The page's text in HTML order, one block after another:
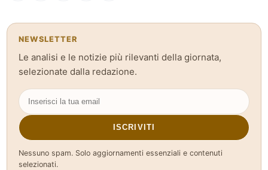
NEWSLETTER
Le analisi e le notizie più rilevanti della giornata,
selezionate dalla redazione.
ISCRIVITI
Nessuno spam. Solo aggiornamenti essenziali e contenuti
selezionati.